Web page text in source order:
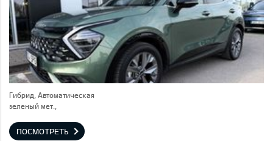
Гибрид, Автоматическая
зеленый мет.,
ПОСМОТРЕТЬ